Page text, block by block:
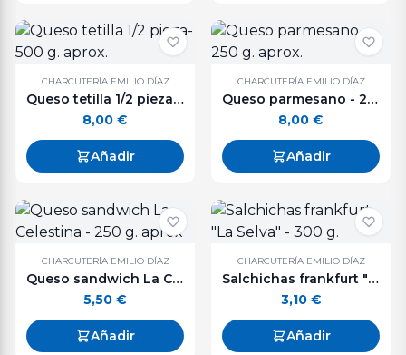
CHARCUTERÍA EMILIO DÍAZ
Queso tetilla 1/2 pieza- 500 g. aprox.
8,00 €
Añadir
CHARCUTERÍA EMILIO DÍAZ
Queso parmesano - 250 g. aprox.
8,00 €
Añadir
CHARCUTERÍA EMILIO DÍAZ
Queso sandwich La Celestina - 250 g. aprox
5,50 €
Añadir
CHARCUTERÍA EMILIO DÍAZ
Salchichas frankfurt "La Selva" - 300 g.
3,10 €
Añadir